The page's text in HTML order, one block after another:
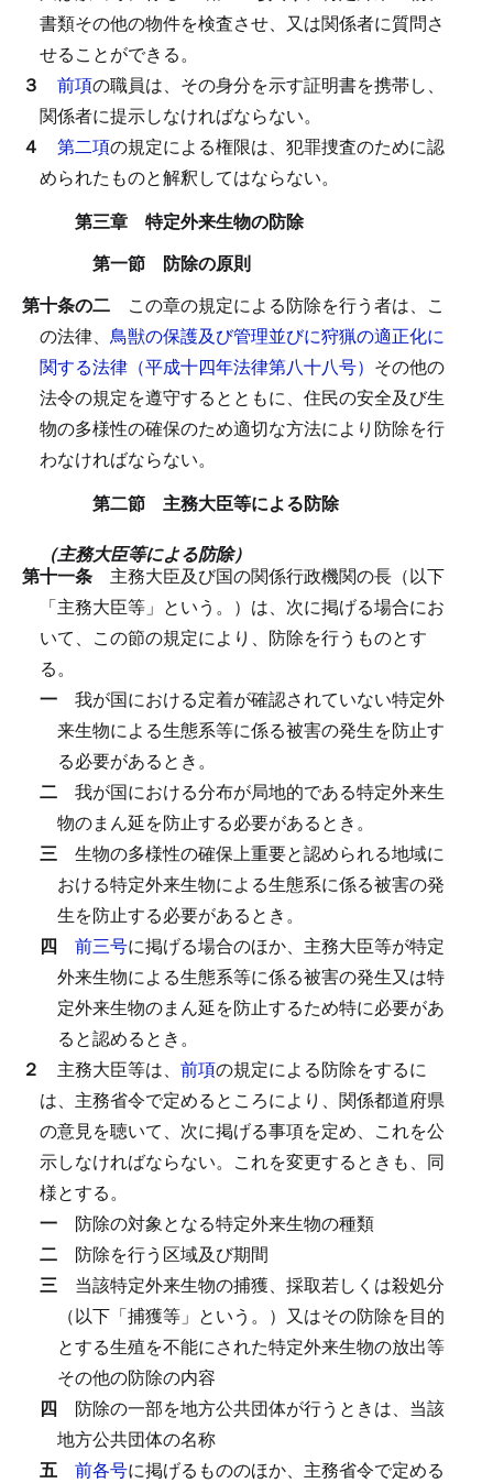
書類その他の物件を検査させ、又は関係者に質問さ
せることができる。
３ 前項の職員は、その身分を示す証明書を携帯し、
関係者に提示しなければならない。
４ 第二項の規定による権限は、犯罪捜査のために認
められたものと解釈してはならない。
第三章 特定外来生物の防除
第一節 防除の原則
第十条の二 この章の規定による防除を行う者は、こ
の法律、 鳥獣の保護及び管理並びに狩猟の適正化に
関する法律（平成十四年法律第八十八号） その他の
法令の規定を遵守するとともに、住民の安全及び生
物の多様性の確保のため適切な方法により防除を行
わなければならない。
第二節 主務大臣等による防除
（主務大臣等による防除）
第十一条 主務大臣及び国の関係行政機関の長（以下
「主務大臣等」という。）は、次に掲げる場合にお
いて、この節の規定により、防除を行うものとす
る。
一 我が国における定着が確認されていない特定外
来生物による生態系等に係る被害の発生を防止す
る必要があるとき。
二 我が国における分布が局地的である特定外来生
物のまん延を防止する必要があるとき。
三 生物の多様性の確保上重要と認められる地域に
おける特定外来生物による生態系に係る被害の発
生を防止する必要があるとき。
四 前三号に掲げる場合のほか、主務大臣等が特定
外来生物による生態系等に係る被害の発生又は特
定外来生物のまん延を防止するため特に必要があ
ると認めるとき。
２ 主務大臣等は、 前項の規定による防除をするに
は、主務省令で定めるところにより、関係都道府県
の意見を聴いて、次に掲げる事項を定め、これを公
示しなければならない。 これを変更するときも、同
様とする。
一 防除の対象となる特定外来生物の種類
二 防除を行う区域及び期間
三 当該特定外来生物の捕獲、採取若しくは殺処分
（以下「捕獲等」という。）又はその防除を目的
とする生殖を不能にされた特定外来生物の放出等
その他の防除の内容
四 防除の一部を地方公共団体が行うときは、当該
地方公共団体の名称
五 前各号に掲げるもののほか、主務省令で定める